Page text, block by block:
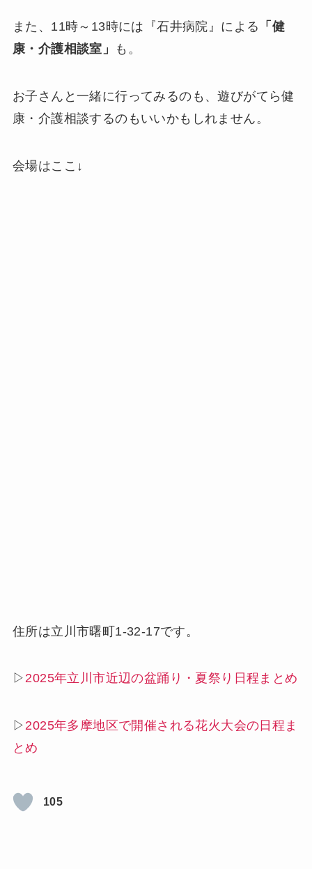
また、11時～13時には『石井病院』による 「健
康・介護相談室」
も。
お子さんと一緒に行ってみるのも、遊びがてら健
康・介護相談するのもいいかもしれません。
会場はここ↓
住所は立川市曙町1-32-17です。
▷ 2025年立川市近辺の盆踊り・夏祭り日程まとめ
▷ 2025年多摩地区で開催される花火大会の日程ま
とめ
105